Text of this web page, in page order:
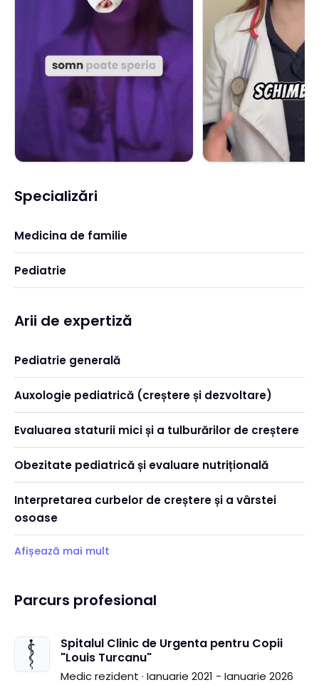
Specializări
Medicina de familie
Pediatrie
Arii de expertiză
Pediatrie generală
Auxologie pediatrică (creștere și dezvoltare)
Evaluarea staturii mici și a tulburărilor de creștere
Obezitate pediatrică și evaluare nutrițională
Interpretarea curbelor de creștere și a vârstei
osoase
Afișează mai mult
Parcurs profesional
Spitalul Clinic de Urgenta pentru Copii
"Louis Turcanu"
Medic rezident · Ianuarie 2021 - Ianuarie 2026